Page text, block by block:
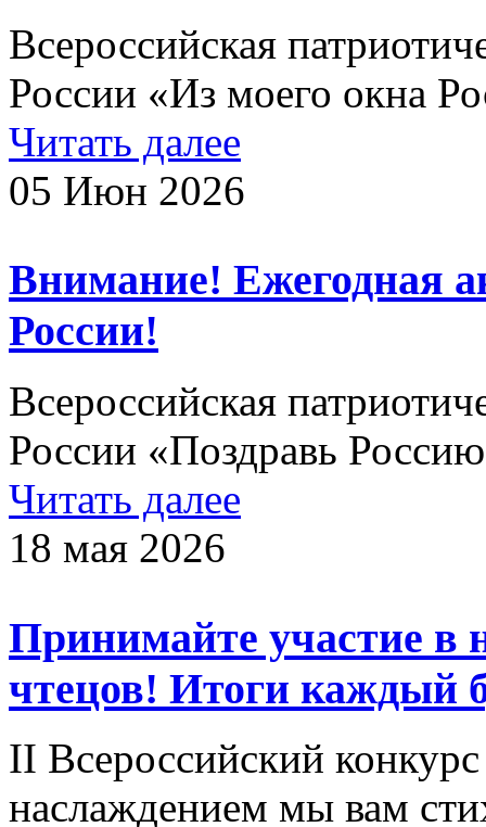
Всероссийская
России «Из моего окна
Читать далее
05 Июн 2026
Внимание! Ежегодная
России!
Всероссийская
России «Поздравь
Читать далее
18 мая 2026
Принимайте участие в
чтецов! Итоги каждый
II Всероссийский
наслаждением мы вам